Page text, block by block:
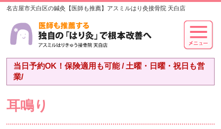
名古屋市天白区の鍼灸【医師も推薦】アスミルはり灸接骨院 天白店
当日予約OK！保険適用も可能 / 土曜・日曜・祝日も営
業/
耳鳴り